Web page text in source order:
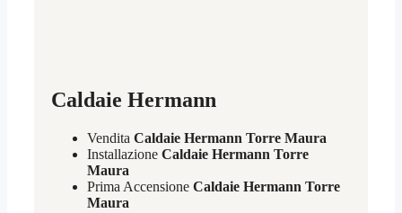
Caldaie Hermann
Vendita Caldaie Hermann Torre Maura
Installazione Caldaie Hermann Torre
Maura
Prima Accensione Caldaie Hermann Torre
Maura